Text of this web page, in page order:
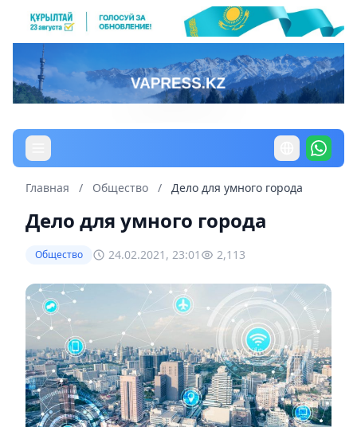
Главная / Общество / Дело для умного города
Дело для умного города
Общество 24.02.2021, 23:01 2,113